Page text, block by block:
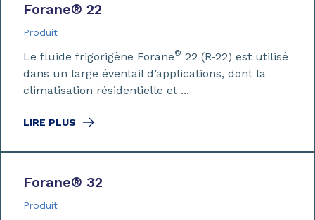
Forane® 22
Produit
Le fluide frigorigène Forane® 22 (R-22) est utilisé
dans un large éventail d’applications, dont la
climatisation résidentielle et ...
LIRE PLUS
Forane® 32
Produit